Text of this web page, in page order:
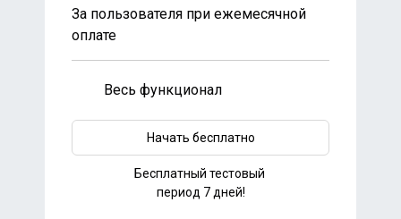
За пользователя при ежемесячной
оплате
Весь функционал
Начать бесплатно
Бесплатный тестовый
период 7 дней!